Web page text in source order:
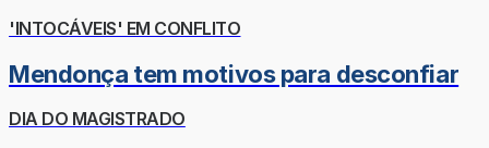
'INTOCÁVEIS' EM CONFLITO
Mendonça tem motivos para desconfiar
DIA DO MAGISTRADO